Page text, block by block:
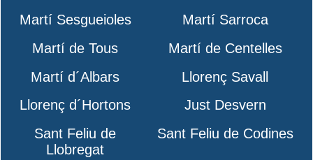
Martí Sesgueioles
Martí Sarroca
Martí de Tous
Martí de Centelles
Martí d´Albars
Llorenç Savall
Llorenç d´Hortons
Just Desvern
Sant Feliu de
Llobregat
Sant Feliu de Codines